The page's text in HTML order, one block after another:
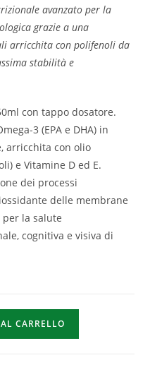
avanzato per la
grazie a una
arricchita con polifenoli da
stabilità e
con tappo dosatore.
3 (EPA e DHA) in
arricchita con olio
e Vitamine D ed E.
dei processi
delle membrane
la salute
cognitiva e visiva di
CARRELLO